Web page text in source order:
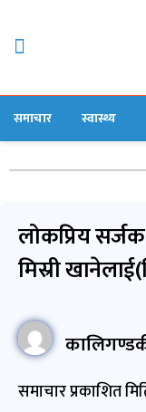
समाचार स्वास्थ्य
लोकप्रिय
मिस्री
समाचार प्रकाशित